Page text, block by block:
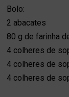
Bolo:
2 abacates
80 g de farinha
4 colheres de
4 colheres de
4 colheres de